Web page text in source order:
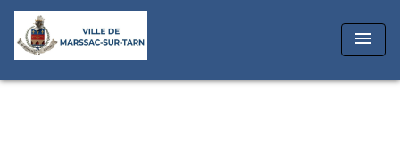
menu